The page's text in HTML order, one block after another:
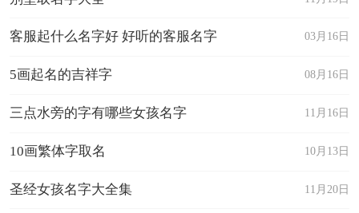
03月16日
客服起什么名字好 好听的客服名字
08月16日
5画起名的吉祥字
11月16日
三点水旁的字有哪些女孩名字
10月13日
10画繁体字取名
11月20日
圣经女孩名字大全集